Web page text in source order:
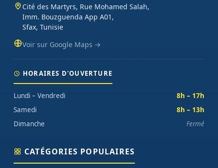
Cité des Martyrs, Rue Mohamed Salah,
Imm. Bouzguenda App A01,
Sfax, Tunisie
Voir sur Google Maps →
HORAIRES D'OUVERTURE
Lundi – Vendredi
8h – 17h
Samedi
8h – 13h
Dimanche
Fermé
CATÉGORIES POPULAIRES